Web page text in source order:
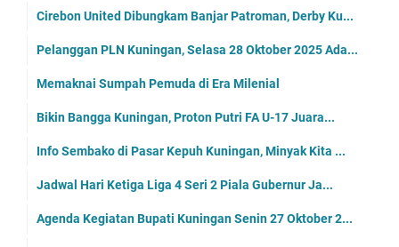
Cirebon United Dibungkam Banjar Patroman, Derby Ku...
Pelanggan PLN Kuningan, Selasa 28 Oktober 2025 Ada...
Memaknai Sumpah Pemuda di Era Milenial
Bikin Bangga Kuningan, Proton Putri FA U-17 Juara...
Info Sembako di Pasar Kepuh Kuningan, Minyak Kita ...
Jadwal Hari Ketiga Liga 4 Seri 2 Piala Gubernur Ja...
Agenda Kegiatan Bupati Kuningan Senin 27 Oktober 2...